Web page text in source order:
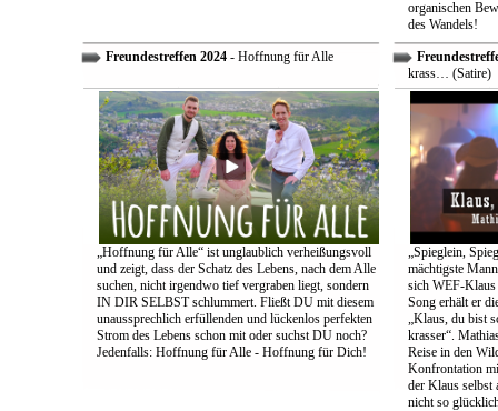
organischen
des Wandels!
Freundestreffen 2024- Hoffnung für Alle
„Hoffnung für Alle“ ist unglaublich verheißungsvoll
und zeigt, dass der Schatz des Lebens, nach dem Alle
suchen, nicht irgendwo tief vergraben liegt, sondern
IN DIR SELBST schlummert. Fließt DU mit diesem
unaussprechlich erfüllenden und lückenlos perfekten
Strom des Lebens schon mit oder suchst DU noch?
Jedenfalls: Hoffnung für Alle - Hoffnung für Dich!
krass… (Satire)
„Spieglein,
mächtigste
sich WEF-Klaus
Song erhält er
„Klaus, du bist
krasser“.
Reise in den
Konfrontation
der Klaus
nicht so